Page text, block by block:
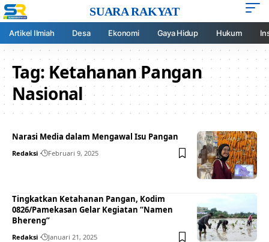
SUARA RAKYAT
Artikel Ilmiah Desa Ekonomi Gaya Hidup Hukum
Tag:Ketahanan Pangan
Nasional
Narasi Media dalam Mengawal Isu Pangan
Redaksi Februari 9, 2025
Tingkatkan Ketahanan Pangan, Kodim
0826/Pamekasan Gelar Kegiatan “Namen
Bhereng”
Redaksi Januari 21, 2025